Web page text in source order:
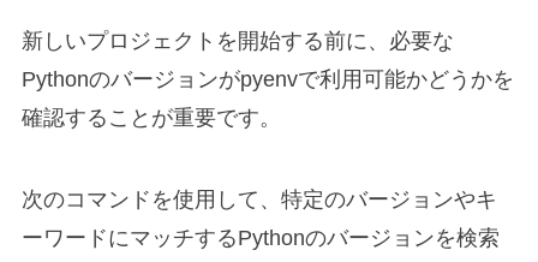
新しいプロジェクトを開始する前に、必要な
Pythonのバージョンがpyenvで利用可能かどうかを
確認することが重要です。
次のコマンドを使用して、特定のバージョンやキ
ーワードにマッチするPythonのバージョンを検索